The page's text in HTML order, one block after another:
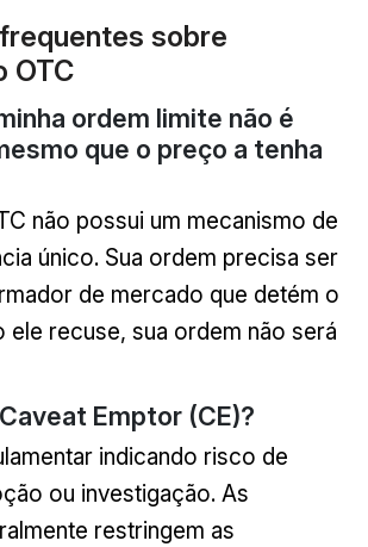
sobre
OTC
ordem limite não é
que o preço a tenha
não possui um mecanismo de
único. Sua ordem precisa ser
de mercado que detém o
ele recuse, sua ordem não será
Emptor (CE)?
indicando risco de
ou investigação. As
restringem as